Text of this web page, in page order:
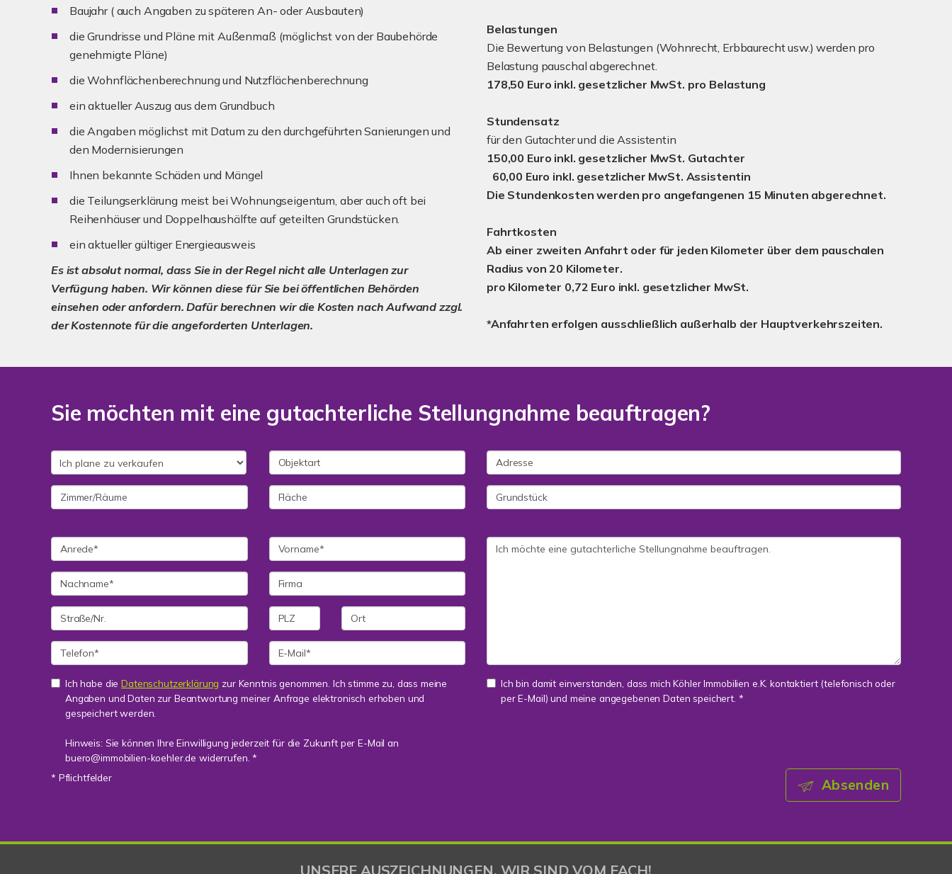
Baujahr ( auch Angaben zu späteren An- oder Ausbauten)
die Grundrisse und Pläne mit Außenmaß (möglichst von der Baubehörde
genehmigte Pläne)
die Wohnflächenberechnung und Nutzflächenberechnung
ein aktueller Auszug aus dem Grundbuch
die Angaben möglichst mit Datum zu den durchgeführten Sanierungen und
den Modernisierungen
Ihnen bekannte Schäden und Mängel
die Teilungserklärung meist bei Wohnungseigentum, aber auch oft bei
Reihenhäuser und Doppelhaushälfte auf geteilten Grundstücken.
ein aktueller gültiger Energieausweis
Es ist absolut normal, dass Sie in der Regel nicht alle Unterlagen zur
Verfügung haben. Wir können diese für Sie bei öffentlichen Behörden
einsehen oder anfordern. Dafür berechnen wir die Kosten nach Aufwand zzgl.
der Kostennote für die angeforderten Unterlagen.
Belastungen
Die Bewertung von Belastungen (Wohnrecht, Erbbaurecht usw.) werden pro
Belastung pauschal abgerechnet.
178,50 Euro inkl. gesetzlicher MwSt. pro Belastung
Stundensatz
für den Gutachter und die Assistentin
150,00 Euro inkl. gesetzlicher MwSt. Gutachter
60,00 Euro inkl. gesetzlicher MwSt. Assistentin
Die Stundenkosten werden pro angefangenen 15 Minuten abgerechnet.
Fahrtkosten
Ab einer zweiten Anfahrt oder für jeden Kilometer über dem pauschalen
Radius von 20 Kilometer.
pro Kilometer 0,72 Euro inkl. gesetzlicher MwSt.
*Anfahrten erfolgen ausschließlich außerhalb der Hauptverkehrszeiten.
Sie möchten mit eine gutachterliche Stellungnahme beauftragen?
Ich habe dieDatenschutzerklärung zur Kenntnis genommen. Ich stimme zu, dass meine
Angaben und Daten zur Beantwortung meiner Anfrage elektronisch erhoben und
gespeichert werden.
Hinweis: Sie können Ihre Einwilligung jederzeit für die Zukunft per E-Mail an
buero@immobilien-koehler.de widerrufen. *
Ich bin damit einverstanden, dass mich Köhler Immobilien e.K. kontaktiert (telefonisch oder
per E-Mail) und meine angegebenen Daten speichert. *
* Pflichtfelder Absenden
UNSERE AUSZEICHNUNGEN. WIR SIND VOM FACH!